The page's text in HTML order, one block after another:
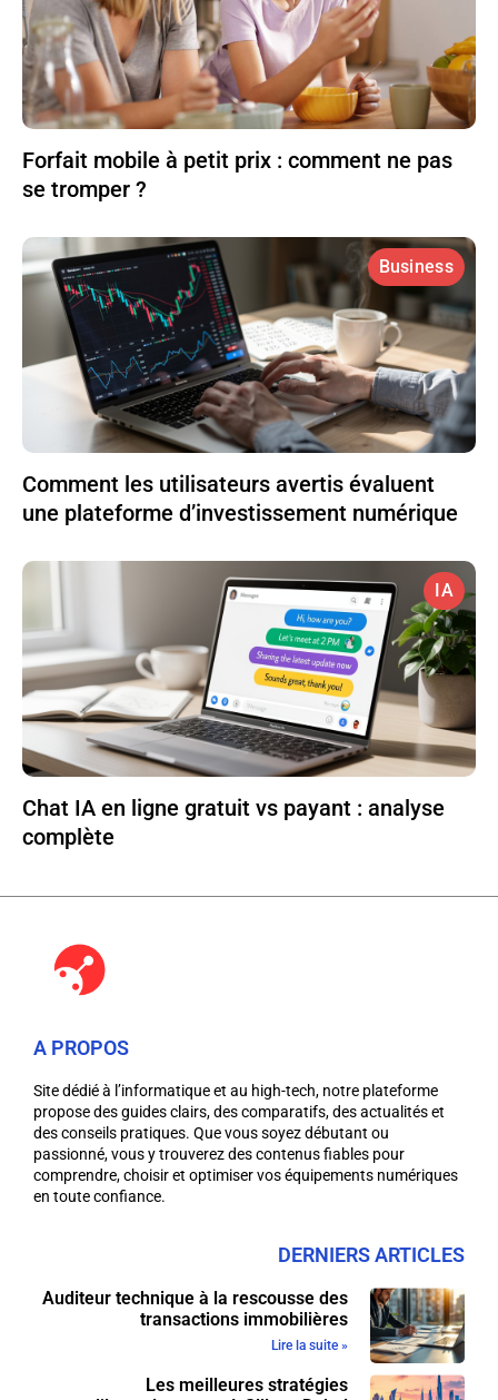
Forfait mobile à petit prix : comment ne pas
se tromper ?
Business
Comment les utilisateurs avertis évaluent
une plateforme d’investissement numérique
IA
Chat IA en ligne gratuit vs payant : analyse
complète
A PROPOS
Site dédié à l’informatique et au high-tech, notre plateforme
propose des guides clairs, des comparatifs, des actualités et
des conseils pratiques. Que vous soyez débutant ou
passionné, vous y trouverez des contenus fiables pour
comprendre, choisir et optimiser vos équipements numériques
en toute confiance.
DERNIERS ARTICLES
Auditeur technique à la rescousse des
transactions immobilières
Lire la suite »
Les meilleures stratégies